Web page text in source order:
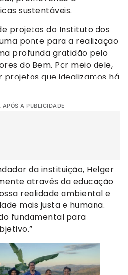
sustentáveis.
projetos do Instituto dos
ponte para a realização
profunda gratidão pelo
do Bem. Por meio dele,
projetos que idealizamos há
APÓS A PUBLICIDADE
da instituição, Helger
através da educação
realidade ambiental e
mais justa e humana.
fundamental para